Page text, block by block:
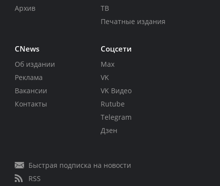
Архив
ТВ
Печатные издания
CNews
Об издании
Реклама
Вакансии
Контакты
Соцсети
Max
VK
VK Видео
Rutube
Telegram
Дзен
Быстрая подписка на новости
RSS